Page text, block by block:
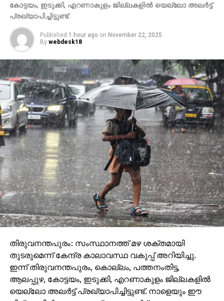
കോട്ടയം, ഇടുക്കി, എറണാകുളം ജില്ലകളില്‍ യെല്ലോ അലര്‍ട്ട്
പ്രഖ്യാപിച്ചിട്ടുണ്ട്.
Published 1 hour ago on November 22, 2025
By webdesk18
തിരുവനന്തപുരം: സംസ്ഥാനത്ത് മഴ ശക്തമായി
തുടരുമെന്ന് കേന്ദ്ര കാലാവസ്ഥ വകുപ്പ് അറിയിച്ചു.
ഇന്ന് തിരുവനന്തപുരം, കൊല്ലം, പത്തനംതിട്ട,
ആലപ്പുഴ, കോട്ടയം, ഇടുക്കി, എറണാകുളം ജില്ലകളില്‍
യെല്ലോ അലര്‍ട്ട് പ്രഖ്യാപിച്ചിട്ടുണ്ട്. നാളെയും ഈ